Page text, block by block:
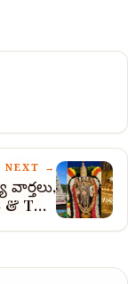
NEXT →
TTD